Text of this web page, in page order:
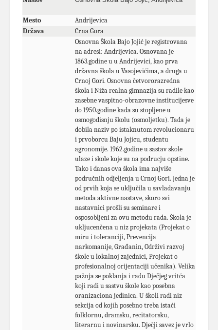
Mesto
Andrijevica
Država
Crna Gora
Osnovna Škola Bajo Jojić je registrovana
na adresi: Andrijevica. Osnovana je
1863.godine u u Andrijevici, kao prva
državna škola u Vasojevićima, a druga u
Crnoj Gori. Osnovna četvororazredna
škola i Niža realna gimnazija su radile kao
zasebne vaspitno-obrazovne institucijesve
do 1950.godine kada su stopljene u
osmogodisnju školu (osmoljetku). Tada je
dobila naziv po istaknutom revolucionaru
i prvoborcu Baju Jojicu, studentu
agronomije. 1962.godine u sastav skole
ulaze i skole koje su na podrucju opstine.
Tako i danas ova škola ima najviše
područnih odjeljenja u Crnoj Gori. Jedna je
od prvih koja se uključila u savladavanju
metoda aktivne nastave, skoro svi
nastavnici prošli su seminare i
osposobljeni za ovu metodu rada. Škola je
ukljucenčena u niz projekata (Projekat o
miru i toleranciji, Prevencija
narkomanije, Građanin, Održivi razvoj
škole u lokalnoj zajednici, Projekat o
profesionalnoj orijentaciji učenika). Velika
pažnja se poklanja i radu Dječjeg vritća
koji radi u sastvu škole kao posebna
oranizaciona jedinica. U školi radi niz
sekcija od kojih posebno treba istaći
folklornu, dramsku, recitatorsku,
literarnu i novinarsku. Dječji savez je vrlo